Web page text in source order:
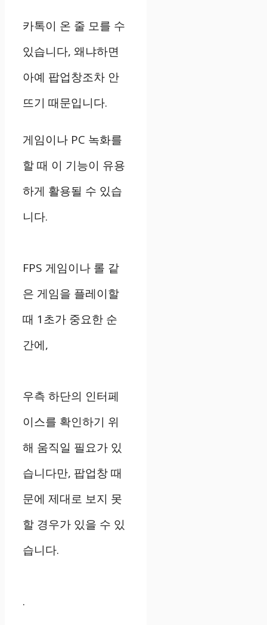
카톡이 온 줄 모를 수
있습니다, 왜냐하면
아예 팝업창조차 안
뜨기 때문입니다.
게임이나 PC 녹화를
할 때 이 기능이 유용
하게 활용될 수 있습
니다.
FPS 게임이나 롤 같
은 게임을 플레이할
때 1초가 중요한 순
간에,
우측 하단의 인터페
이스를 확인하기 위
해 움직일 필요가 있
습니다만, 팝업창 때
문에 제대로 보지 못
할 경우가 있을 수 있
습니다.
.